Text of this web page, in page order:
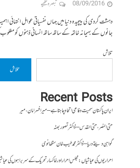
08/09/2016 تبصرہ لکھیے
دہشت گردی کی پیچیدہ دنیا میں جہاں نفسیاتی عوامل انتہائی
جانوں کے بہیمانہ خاتمہ کے ساتھ ساتھ انسانی ذہنوں کو
تلاش
تلاش
Recent Posts
ایران پاکستان سمیت دفاعی اتحاد چاہتا ہے – میر افسر امان،میر
حتی النصر ، حتی القدس – ڈاکٹر تصور بھٹہ
گواہی دیتے دریا – ڈاکٹر محمد طیب خان سنگھانوی
احراریوں کی عیاشیاں : مجلس احرار اور خاکسار تحریک کے سربراہوں کی